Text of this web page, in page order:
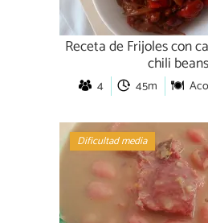
Receta de Frijoles con
chili
4 45m
Dificultad media